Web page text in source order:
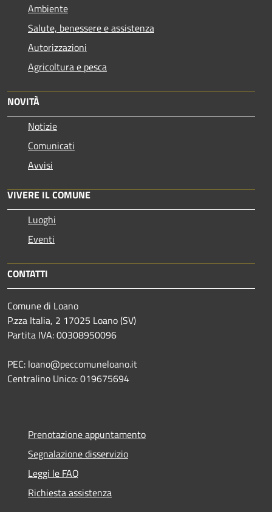
Ambiente
Salute, benessere e assistenza
Autorizzazioni
Agricoltura e pesca
NOVITÀ
Notizie
Comunicati
Avvisi
VIVERE IL COMUNE
Luoghi
Eventi
CONTATTI
Comune di Loano
P.zza Italia, 2 17025 Loano (SV)
Partita IVA: 00308950096
PEC: loano@peccomuneloano.it
Centralino Unico: 019675694
Prenotazione appuntamento
Segnalazione disservizio
Leggi le FAQ
Richiesta assistenza